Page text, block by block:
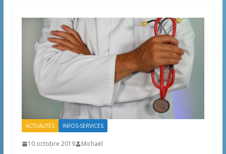
ACTUALITÉS INFOS-SERVICES
10 octobre 2019 Michaël